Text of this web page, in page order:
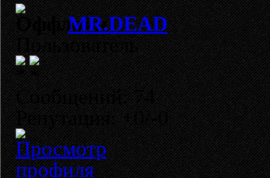
MR.DEAD
Пользователь
Сообщений: 74
Репутация: +0/-0